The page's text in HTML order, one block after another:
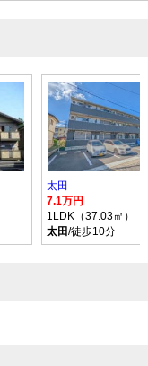
太田
7.1万円
1LDK（37.03㎡）
太田/徒歩10分